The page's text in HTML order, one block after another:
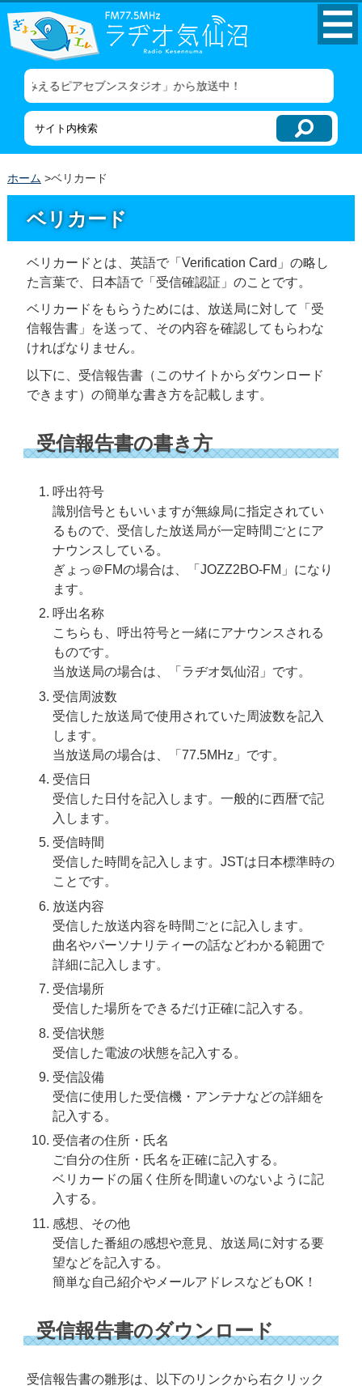
メニューにジャンプ
コンテンツにジャンプ
のみえるピアセブンスタジオ」から放送中！
ホーム >ベリカード
ベリカード
ベリカードとは、英語で「Verification Card」の略し
た言葉で、日本語で「受信確認証」のことです。
ベリカードをもらうためには、放送局に対して「受
信報告書」を送って、その内容を確認してもらわな
ければなりません。
以下に、受信報告書（このサイトからダウンロード
できます）の簡単な書き方を記載します。
受信報告書の書き方
呼出符号
識別信号ともいいますが無線局に指定されてい
るもので、受信した放送局が一定時間ごとにア
ナウンスしている。
ぎょっ＠FMの場合は、「JOZZ2BO-FM」になり
ます。
呼出名称
こちらも、呼出符号と一緒にアナウンスされる
ものです。
当放送局の場合は、「ラヂオ気仙沼」です。
受信周波数
受信した放送局で使用されていた周波数を記入
します。
当放送局の場合は、「77.5MHz」です。
受信日
受信した日付を記入します。一般的に西暦で記
入します。
受信時間
受信した時間を記入します。JSTは日本標準時の
ことです。
放送内容
受信した放送内容を時間ごとに記入します。
曲名やパーソナリティーの話などわかる範囲で
詳細に記入します。
受信場所
受信した場所をできるだけ正確に記入する。
受信状態
受信した電波の状態を記入する。
受信設備
受信に使用した受信機・アンテナなどの詳細を
記入する。
受信者の住所・氏名
ご自分の住所・氏名を正確に記入する。
ベリカードの届く住所を間違いのないように記
入する。
感想、その他
受信した番組の感想や意見、放送局に対する要
望などを記入する。
簡単な自己紹介やメールアドレスなどもOK！
受信報告書のダウンロード
受信報告書の雛形は、以下のリンクから右クリック